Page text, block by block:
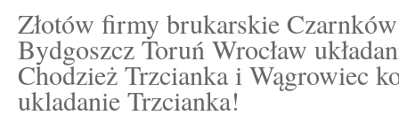
Złotów firmy brukarskie
Bydgoszcz Toruń Wrocław
Chodzież Trzcianka i Wągrowiec
ukladanie Trzcianka!